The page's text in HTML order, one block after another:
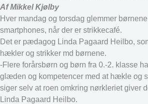
Af Mikkel Kjølby
Hver mandag og torsdag glemmer
smartphones, når der er strikkecafé.
Det er pædagog Linda Pagaard Heilbo,
hækler og strikker md børnene.
-Flere forårsbørn og børn fra 0.-2. klasse
glæden og kompetencer med at hækle og
siger selv at roen omkring nørkleriet giver
Linda Pagaard Heilbo.